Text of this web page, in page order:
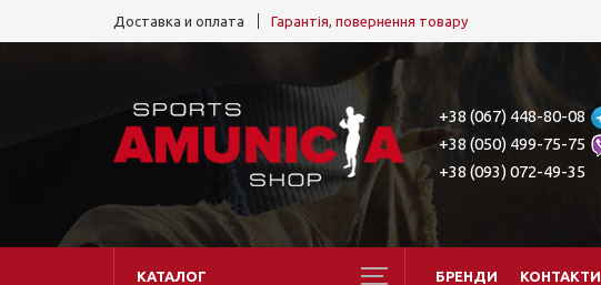
Доставка и оплата Гарантія, повернення товару
+38 (067) 448-80-08
+38 (050) 499-75-75
+38 (093) 072-49-35
КАТАЛОГ БРЕНДИ КОНТАКТИ